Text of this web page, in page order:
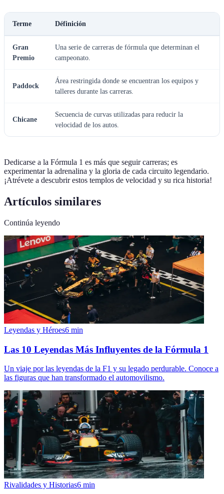
Terme Définición
Gran
Premio
Una serie de carreras de fórmula que determinan el
campeonato.
Paddock
Área restringida donde se encuentran los equipos y
talleres durante las carreras.
Chicane
Secuencia de curvas utilizadas para reducir la
velocidad de los autos.
Dedicarse a la Fórmula 1 es más que seguir carreras; es
experimentar la adrenalina y la gloria de cada circuito legendario.
¡Atrévete a descubrir estos templos de velocidad y su rica historia!
Artículos similares
Continúa leyendo
Leyendas y Héroes6 min
Las 10 Leyendas Más Influyentes de la Fórmula 1
Un viaje por las leyendas de la F1 y su legado perdurable. Conoce a
las figuras que han transformado el automovilismo.
Rivalidades y Historias6 min